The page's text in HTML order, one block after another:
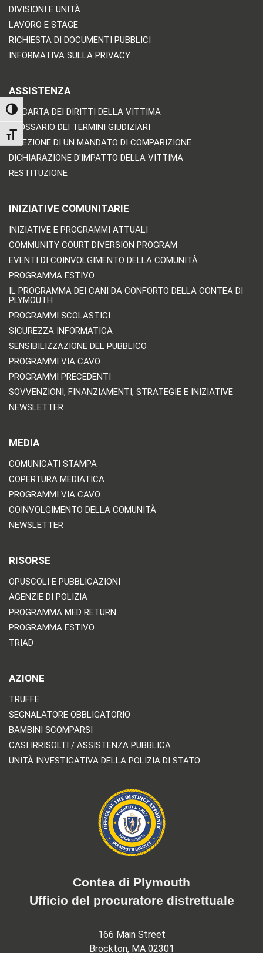
TOGGLE HIGH CONTRAST
TOGGLE FONT SIZE
DIVISIONI E UNITÀ
LAVORO E STAGE
RICHIESTA DI DOCUMENTI PUBBLICI
INFORMATIVA SULLA PRIVACY
ASSISTENZA
LA CARTA DEI DIRITTI DELLA VITTIMA
GLOSSARIO DEI TERMINI GIUDIZIARI
RICEZIONE DI UN MANDATO DI COMPARIZIONE
DICHIARAZIONE D'IMPATTO DELLA VITTIMA
RESTITUZIONE
INIZIATIVE COMUNITARIE
INIZIATIVE E PROGRAMMI ATTUALI
COMMUNITY COURT DIVERSION PROGRAM
EVENTI DI COINVOLGIMENTO DELLA COMUNITÀ
PROGRAMMA ESTIVO
IL PROGRAMMA DEI CANI DA CONFORTO DELLA CONTEA DI
PLYMOUTH
PROGRAMMI SCOLASTICI
SICUREZZA INFORMATICA
SENSIBILIZZAZIONE DEL PUBBLICO
PROGRAMMI VIA CAVO
PROGRAMMI PRECEDENTI
SOVVENZIONI, FINANZIAMENTI, STRATEGIE E INIZIATIVE
NEWSLETTER
MEDIA
COMUNICATI STAMPA
COPERTURA MEDIATICA
PROGRAMMI VIA CAVO
COINVOLGIMENTO DELLA COMUNITÀ
NEWSLETTER
RISORSE
OPUSCOLI E PUBBLICAZIONI
AGENZIE DI POLIZIA
PROGRAMMA MED RETURN
PROGRAMMA ESTIVO
TRIAD
AZIONE
TRUFFE
SEGNALATORE OBBLIGATORIO
BAMBINI SCOMPARSI
CASI IRRISOLTI / ASSISTENZA PUBBLICA
UNITÀ INVESTIGATIVA DELLA POLIZIA DI STATO
Contea di Plymouth
Ufficio del procuratore distrettuale
166 Main Street
Brockton, MA 02301